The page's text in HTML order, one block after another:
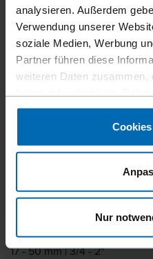
analysieren. Außerdem
Verwendung unserer
soziale Medien, Werbung
Partner führen diese
weiteren Daten zusammen,
gesammelt haben.
Nur
Gibt es ganz nach Bedarf in
Mini-Coilnägel im
filigrane Anwendungen im
Möbelbau, aufgrund der
Können mit dem extrem
CN15W-PS50 SCR Gerät
Magazinierung
Grad Magazinierung
Länge
17 - 50 mm | 3/4 - 2"